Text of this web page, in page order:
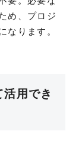
め、プロジ
なります。
用でき